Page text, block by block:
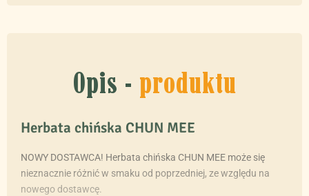
Opis - produktu
Herbata chińska CHUN MEE
NOWY DOSTAWCA! Herbata chińska CHUN MEE może się
nieznacznie różnić w smaku od poprzedniej, ze względu na
nowego dostawcę.